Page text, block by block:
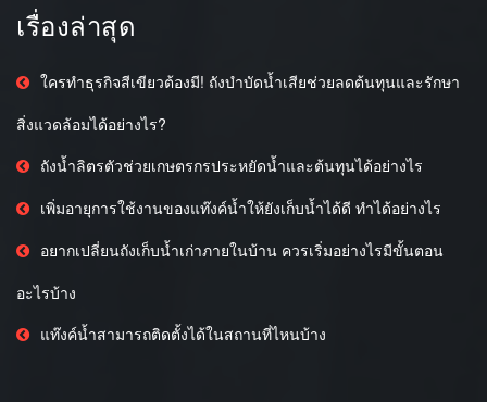
เรื่องล่าสุด
ใครทำธุรกิจสีเขียวต้องมี! ถังบำบัดน้ำเสียช่วยลดต้นทุนและรักษา
สิ่งแวดล้อมได้อย่างไร?
ถังน้ำลิตรตัวช่วยเกษตรกรประหยัดน้ำและต้นทุนได้อย่างไร
เพิ่มอายุการใช้งานของแท๊งค์น้ำให้ยังเก็บน้ำได้ดี ทำได้อย่างไร
อยากเปลี่ยนถังเก็บน้ำเก่าภายในบ้าน ควรเริ่มอย่างไรมีขั้นตอน
อะไรบ้าง
แท๊งค์น้ำสามารถติดตั้งได้ในสถานที่ไหนบ้าง